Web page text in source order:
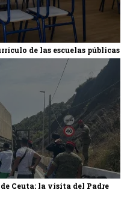
de las escuelas públicas
Ceuta: la visita del Padre